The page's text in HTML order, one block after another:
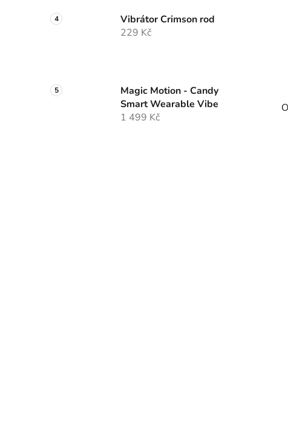
Vibrátor Crimson rod
229 Kč
Magic Motion - Candy
Smart Wearable Vibe
1 499 Kč